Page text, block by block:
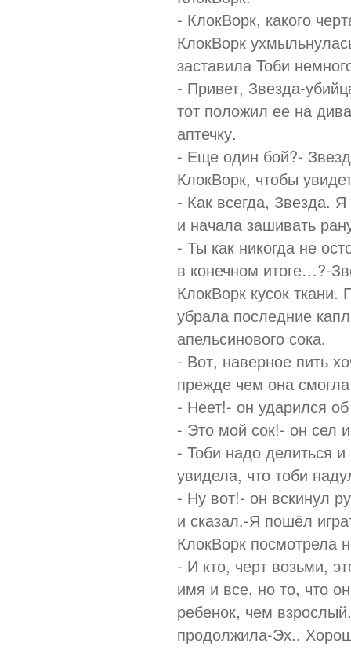
- КлокВорк, какого
КлокВорк
заставила Тоби
- Привет, Звезда-
тот положил ее на
аптечку.
- Еще один бой?-
КлокВорк, чтобы
- Как всегда, Звезда.
и начала зашивать
- Ты как никогда не
в конечном итоге…?-
КлокВорк кусок ткани.
убрала последние
апельсинового сока.
- Вот, наверное пить
прежде чем она
- Неет!- он ударился
- Это мой сок!- он сел
- Тоби надо делиться и
увидела, что тоби
- Ну вот!- он вскинул
и сказал.-Я пошёл
КлокВорк посмотрела
- И кто, черт возьми,
имя и все, но то, что
ребенок, чем
продолжила-Эх..